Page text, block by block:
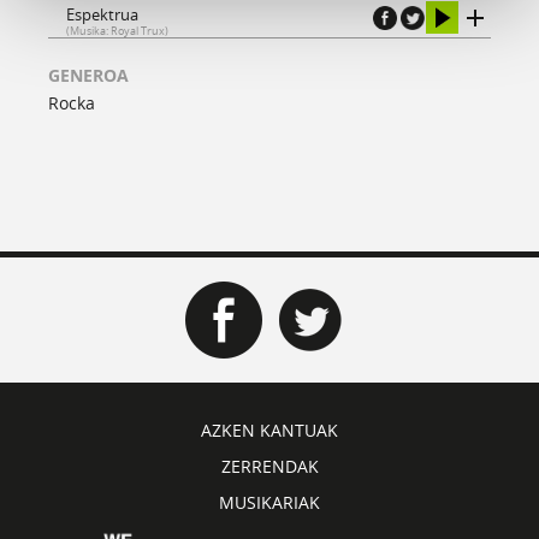
Espektrua
(Musika: Royal Trux)
GENEROA
Rocka
AZKEN KANTUAK
ZERRENDAK
MUSIKARIAK